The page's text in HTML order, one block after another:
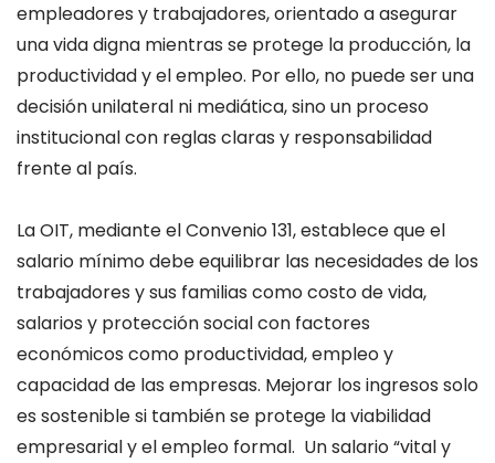
empleadores y trabajadores, orientado a asegurar
una vida digna mientras se protege la producción, la
productividad y el empleo. Por ello, no puede ser una
decisión unilateral ni mediática, sino un proceso
institucional con reglas claras y responsabilidad
frente al país.
La OIT, mediante el Convenio 131, establece que el
salario mínimo debe equilibrar las necesidades de los
trabajadores y sus familias como costo de vida,
salarios y protección social con factores
económicos como productividad, empleo y
capacidad de las empresas. Mejorar los ingresos solo
es sostenible si también se protege la viabilidad
empresarial y el empleo formal. Un salario “vital y